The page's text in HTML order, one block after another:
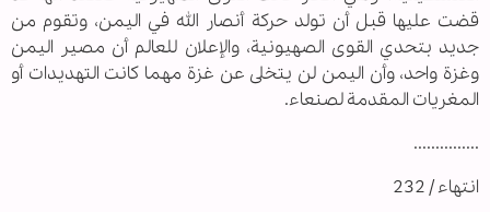
قضت عليها قبل أن تولد حركة أنصار الله في اليمن، وتقوم من
جديد بتحدي القوى الصهيونية، والإعلان للعالم أن مصير اليمن
وغزة واحد، وأن اليمن لن يتخلى عن غزة مهما كانت التهديدات أو
المغريات المقدمة لصنعاء.
...............
انتهاء / 232